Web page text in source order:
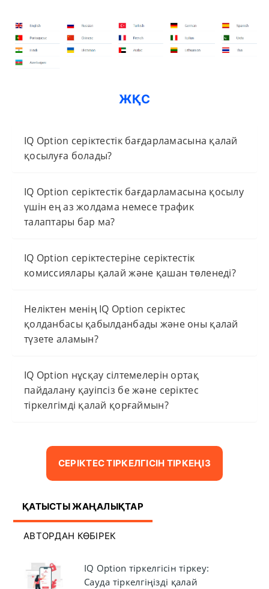
ЖҚС
IQ Option серіктестік бағдарламасына қалай
қосылуға болады?
IQ Option серіктестік бағдарламасына қосылу
үшін ең аз жолдама немесе трафик
талаптары бар ма?
IQ Option серіктестеріне серіктестік
комиссиялары қалай және қашан төленеді?
Неліктен менің IQ Option серіктес
қолданбасы қабылданбады және оны қалай
түзете аламын?
IQ Option нұсқау сілтемелерін ортақ
пайдалану қауіпсіз бе және серіктес
тіркелгімді қалай қорғаймын?
СЕРІКТЕС ТІРКЕЛГІСІН ТІРКЕҢІЗ
ҚАТЫСТЫ ЖАҢАЛЫҚТАР
АВТОРДАН КӨБІРЕК
IQ Option тіркелгісін тіркеу:
Сауда тіркелгіңізді қалай